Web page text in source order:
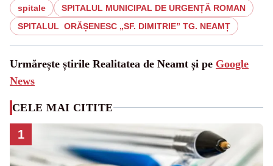
spitale
SPITALUL MUNICIPAL DE URGENȚĂ ROMAN
SPITALUL ORĂȘENESC „SF. DIMITRIE” TG. NEAMȚ
Urmărește știrile Realitatea de Neamt și pe Google
News
CELE MAI CITITE
1